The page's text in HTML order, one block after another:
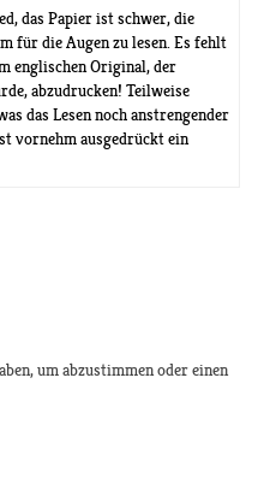
das Papier ist schwer, die
für die Augen zu lesen. Es fehlt
englischen Original, der
abzudrucken! Teilweise
das Lesen noch anstrengender
vornehm ausgedrückt ein
um abzustimmen oder einen